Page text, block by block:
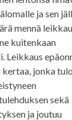
ja sen
mennä
kuitenkaan
Leikkaus
jonka
sekä
ja joutuu